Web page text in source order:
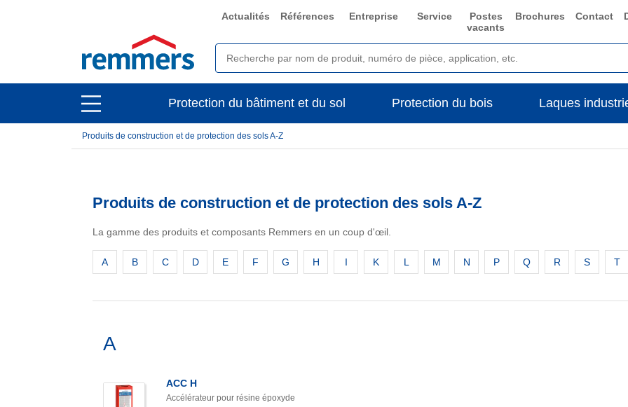
open
main
navigation
Actualités Références Entreprise Service
Postes
vacants
Brochures Contact
open
main
Protection du bâtiment et du sol Protection du bois Laques
Produits de construction et de protection des sols A-Z
Produits de construction et de protection des sols A-Z
La gamme des produits et composants Remmers en un coup d'œil.
A B C D E F G H I K L M N P Q R S T
A
ACC H
Accélérateur pour résine époxyde